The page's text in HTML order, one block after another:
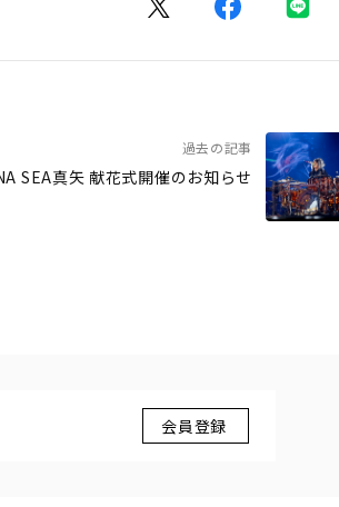
過去の記事
SEA真矢 献花式開催のお知らせ